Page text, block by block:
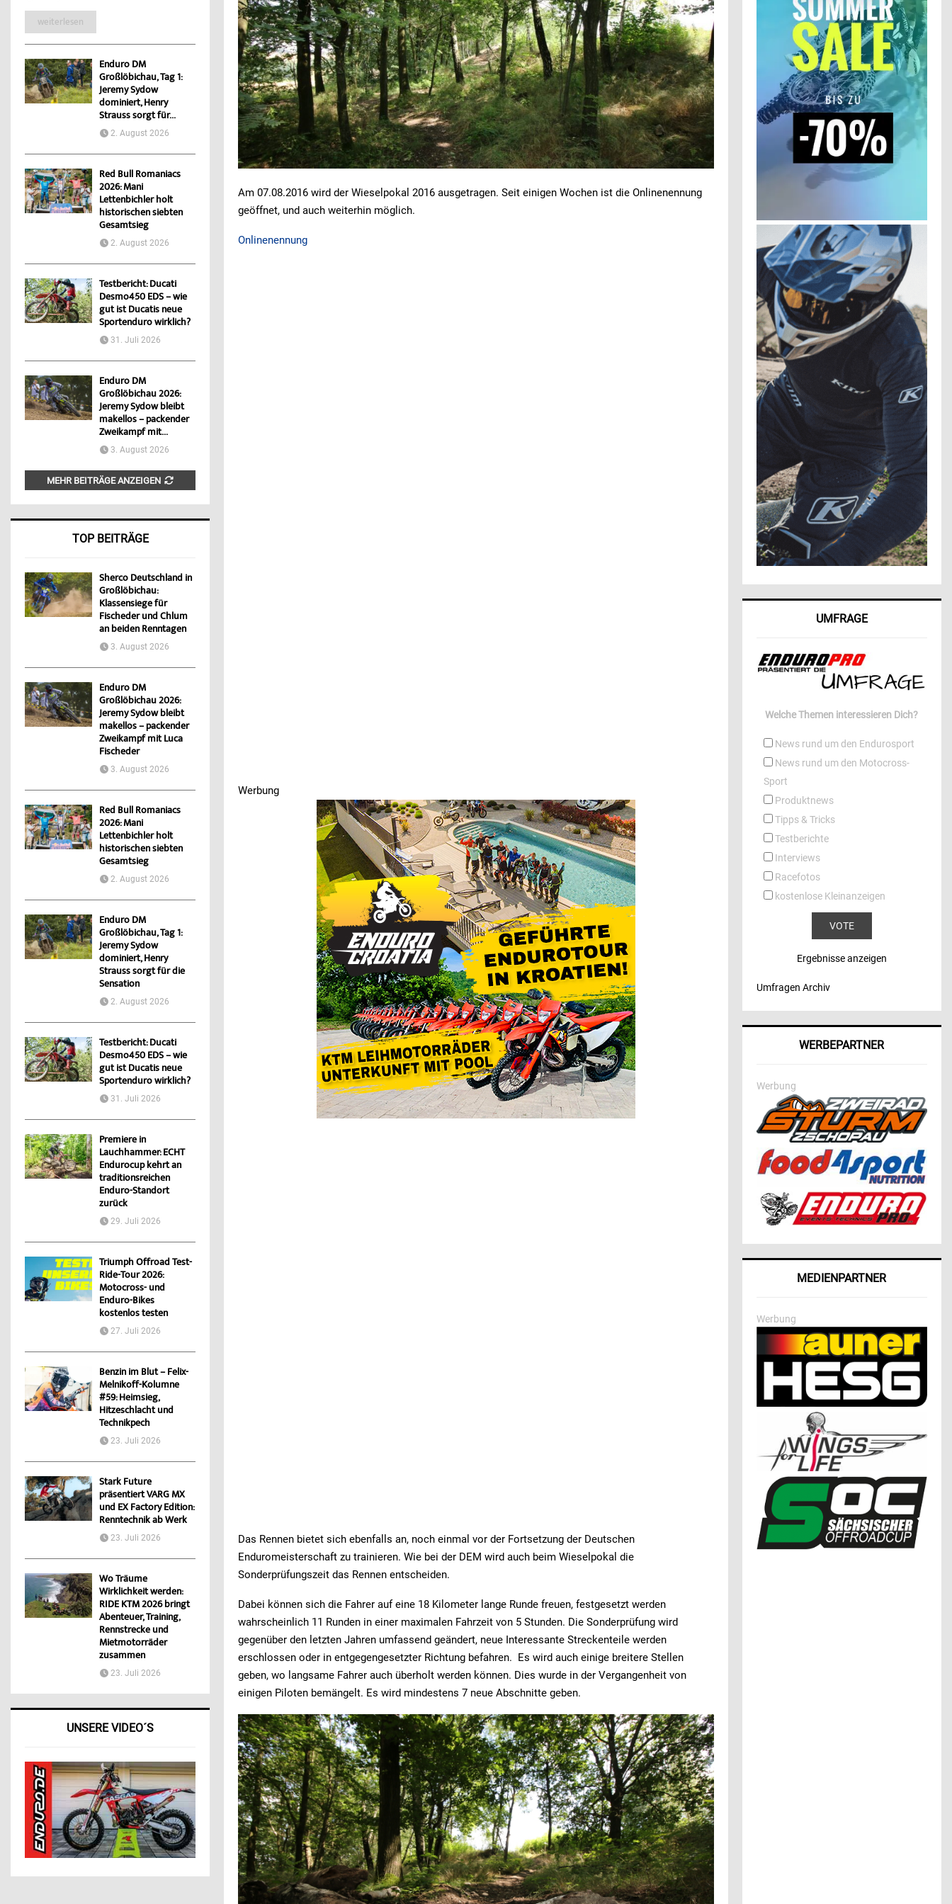
Am 07.08.2016 wird der Wieselpokal 2016 ausgetragen. Seit einigen Wochen ist die Onlinenennung
geöffnet, und auch weiterhin möglich.
Onlinenennung
Werbung
Das Rennen bietet sich ebenfalls an, noch einmal vor der Fortsetzung der Deutschen
Enduromeisterschaft zu trainieren. Wie bei der DEM wird auch beim Wieselpokal die
Sonderprüfungszeit das Rennen entscheiden.
Dabei können sich die Fahrer auf eine 18 Kilometer lange Runde freuen, festgesetzt werden
wahrscheinlich 11 Runden in einer maximalen Fahrzeit von 5 Stunden. Die Sonderprüfung wird
gegenüber den letzten Jahren umfassend geändert, neue Interessante Streckenteile werden
erschlossen oder in entgegengesetzter Richtung befahren. Es wird auch einige breitere Stellen
geben, wo langsame Fahrer auch überholt werden können. Dies wurde in der Vergangenheit von
einigen Piloten bemängelt. Es wird mindestens 7 neue Abschnitte geben.
Werbung
weiterlesen
Enduro DM
Großlöbichau, Tag 1:
Jeremy Sydow
dominiert, Henry
Strauss sorgt für...
2. August 2026
Red Bull Romaniacs
2026: Mani
Lettenbichler holt
historischen siebten
Gesamtsieg
2. August 2026
Testbericht: Ducati
Desmo450 EDS – wie
gut ist Ducatis neue
Sportenduro wirklich?
31. Juli 2026
Enduro DM
Großlöbichau 2026:
Jeremy Sydow bleibt
makellos – packender
Zweikampf mit...
3. August 2026
MEHR BEITRÄGE ANZEIGEN
TOP BEITRÄGE
Sherco Deutschland in
Großlöbichau:
Klassensiege für
Fischeder und Chlum
an beiden Renntagen
3. August 2026
Enduro DM
Großlöbichau 2026:
Jeremy Sydow bleibt
makellos – packender
Zweikampf mit Luca
Fischeder
3. August 2026
Red Bull Romaniacs
2026: Mani
Lettenbichler holt
historischen siebten
Gesamtsieg
2. August 2026
Enduro DM
Großlöbichau, Tag 1:
Jeremy Sydow
dominiert, Henry
Strauss sorgt für die
Sensation
2. August 2026
Testbericht: Ducati
Desmo450 EDS – wie
gut ist Ducatis neue
Sportenduro wirklich?
31. Juli 2026
Premiere in
Lauchhammer: ECHT
Endurocup kehrt an
traditionsreichen
Enduro-Standort
zurück
29. Juli 2026
Triumph Offroad Test-
Ride-Tour 2026:
Motocross- und
Enduro-Bikes
kostenlos testen
27. Juli 2026
Benzin im Blut – Felix-
Melnikoff-Kolumne
#59: Heimsieg,
Hitzeschlacht und
Technikpech
23. Juli 2026
Stark Future
präsentiert VARG MX
und EX Factory Edition:
Renntechnik ab Werk
23. Juli 2026
Wo Träume
Wirklichkeit werden:
RIDE KTM 2026 bringt
Abenteuer, Training,
Rennstrecke und
Mietmotorräder
zusammen
23. Juli 2026
UNSERE VIDEO´S
UMFRAGE
Welche Themen interessieren Dich?
News rund um den Endurosport
News rund um den Motocross-
Sport
Produktnews
Tipps & Tricks
Testberichte
Interviews
Racefotos
kostenlose Kleinanzeigen
Ergebnisse anzeigen
Umfragen Archiv
WERBEPARTNER
Werbung
MEDIENPARTNER
Werbung